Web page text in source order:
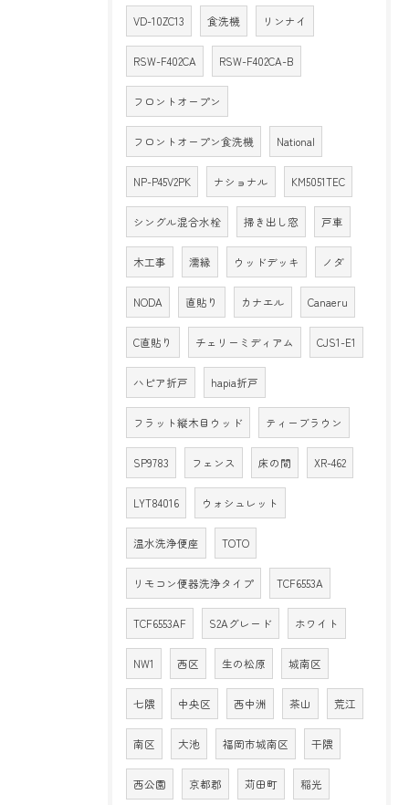
VD-10ZC13 食洗機 リンナイ
RSW-F402CA RSW-F402CA-B
フロントオープン
フロントオープン食洗機 National
NP-P45V2PK ナショナル KM5051TEC
シングル混合水栓 掃き出し窓 戸車
木工事 濡縁 ウッドデッキ ノダ
NODA 直貼り カナエル Canaeru
C直貼り チェリーミディアム CJS1-E1
ハピア折戸 hapia折戸
フラット縦木目ウッド ティーブラウン
SP9783 フェンス 床の間 XR-462
LYT84016 ウォシュレット
温水洗浄便座 TOTO
リモコン便器洗浄タイプ TCF6553A
TCF6553AF S2Aグレード ホワイト
NW1 西区 生の松原 城南区
七隈 中央区 西中洲 茶山 荒江
南区 大池 福岡市城南区 干隈
西公園 京都郡 苅田町 稲光